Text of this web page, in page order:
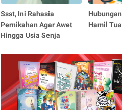
Ssst, Ini Rahasia
Pernikahan Agar Awet
Hingga Usia Senja
Hamil